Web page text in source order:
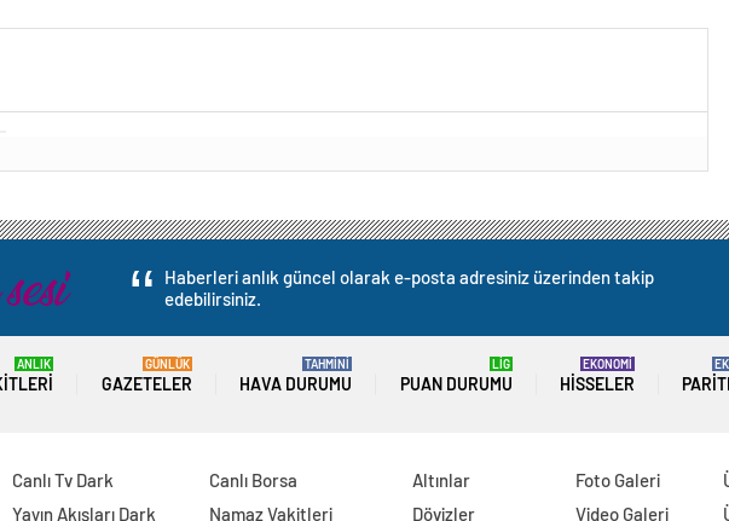
Haberleri anlık güncel olarak e-posta adresiniz üzerinden takip
edebilirsiniz.
ANLIK
GAZETELER
GÜNLÜK
HAVA DURUMU
TAHMİNİ
PUAN DURUMU
LİG
HISSELER
EKONOMİ
Canlı Tv Dark
Yayın Akışları Dark
Canlı Borsa
Namaz Vakitleri
Altınlar
Dövizler
Foto Galeri
Video Galeri